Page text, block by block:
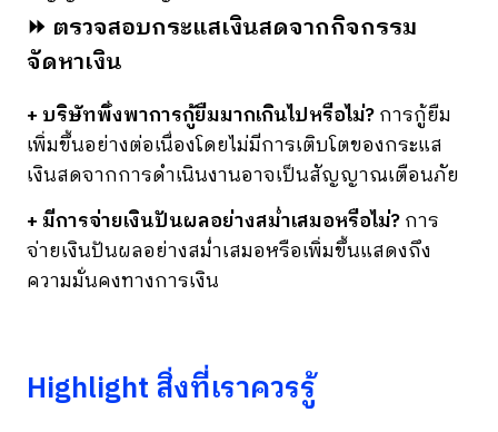
⏩ ตรวจสอบกระแสเงินสดจากกิจกรรม
จัดหาเงิน
+ บริษัทพึ่งพาการกู้ยืมมากเกินไปหรือไม่?การกู้ยืม
เพิ่มขึ้นอย่างต่อเนื่องโดยไม่มีการเติบโตของกระแส
เงินสดจากการดำเนินงานอาจเป็นสัญญาณเตือนภัย
+ มีการจ่ายเงินปันผลอย่างสม่ำเสมอหรือไม่?การ
จ่ายเงินปันผลอย่างสม่ำเสมอหรือเพิ่มขึ้นแสดงถึง
ความมั่นคงทางการเงิน
Highlight สิ่งที่เราควรรู้